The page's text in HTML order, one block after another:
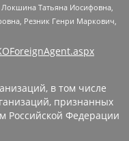
Татьяна Иосифовна,
Резник Генри Маркович,
в том числе
признанных
Российской Федерации